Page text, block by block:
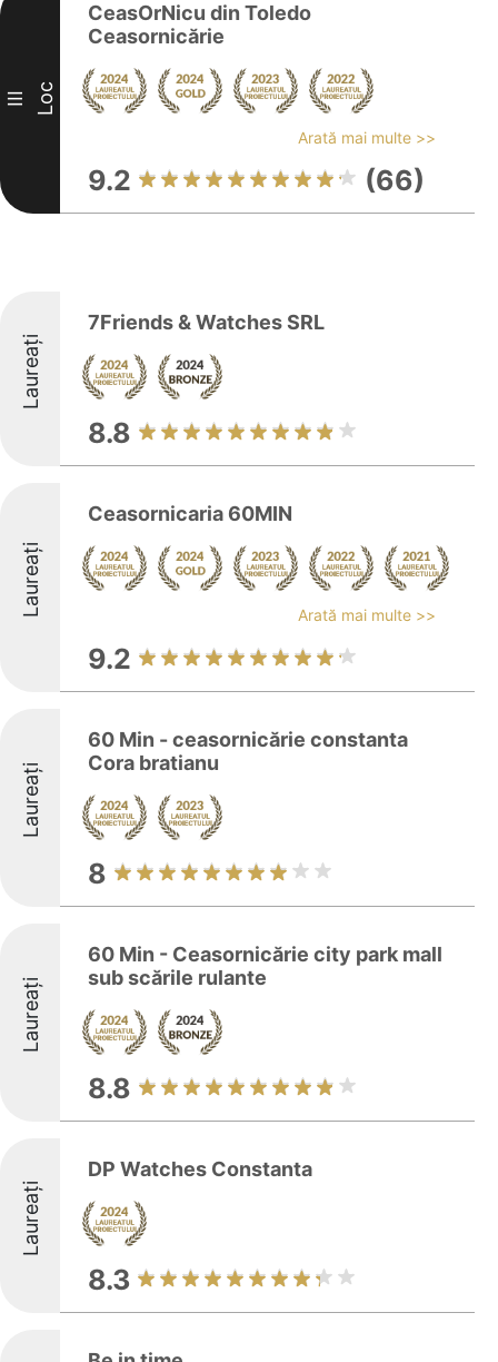
III Loc
CeasOrNicu din Toledo
Ceasornicărie
Arată mai multe >>
9.2 (66)
Laureați
7Friends & Watches SRL
8.8
Laureați
Ceasornicaria 60MIN
Arată mai multe >>
9.2
Laureați
60 Min - ceasornicărie constanta
Cora bratianu
8
Laureați
60 Min - Ceasornicărie city park mall
sub scările rulante
8.8
Laureați
DP Watches Constanta
8.3